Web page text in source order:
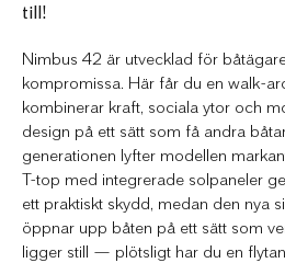
till!
Nimbus 42 är utvecklad för
kompromissa. Här får du en walk-
kombinerar kraft, sociala ytor och
design på ett sätt som få andra
generationen lyfter modellen
T-top med integrerade solpaneler
ett praktiskt skydd, medan den nya
öppnar upp båten på ett sätt som
ligger still — plötsligt har du en